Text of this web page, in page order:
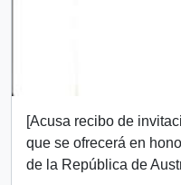
[Acusa recibo de
que se ofrecerá en
de la República de